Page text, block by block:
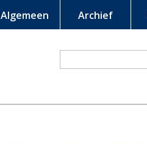
Algemeen Archief